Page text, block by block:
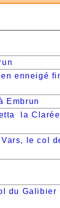
enneigé
Embrun
la
le col
du Galibier